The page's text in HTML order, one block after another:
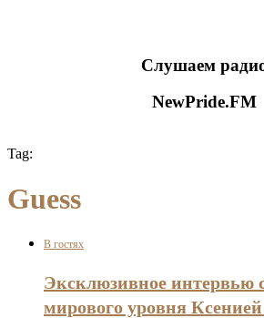
Слушаем
NewPride.FM
Tag:
Guess
В гостях
Эксклюзивное интервью
мирового уровня